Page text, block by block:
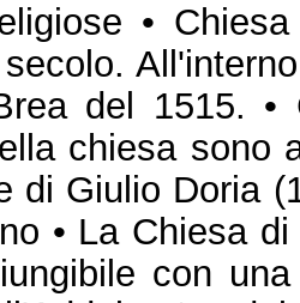
•
del 1515.
chiesa sono
di Giulio Doria
• La Chiesa
con